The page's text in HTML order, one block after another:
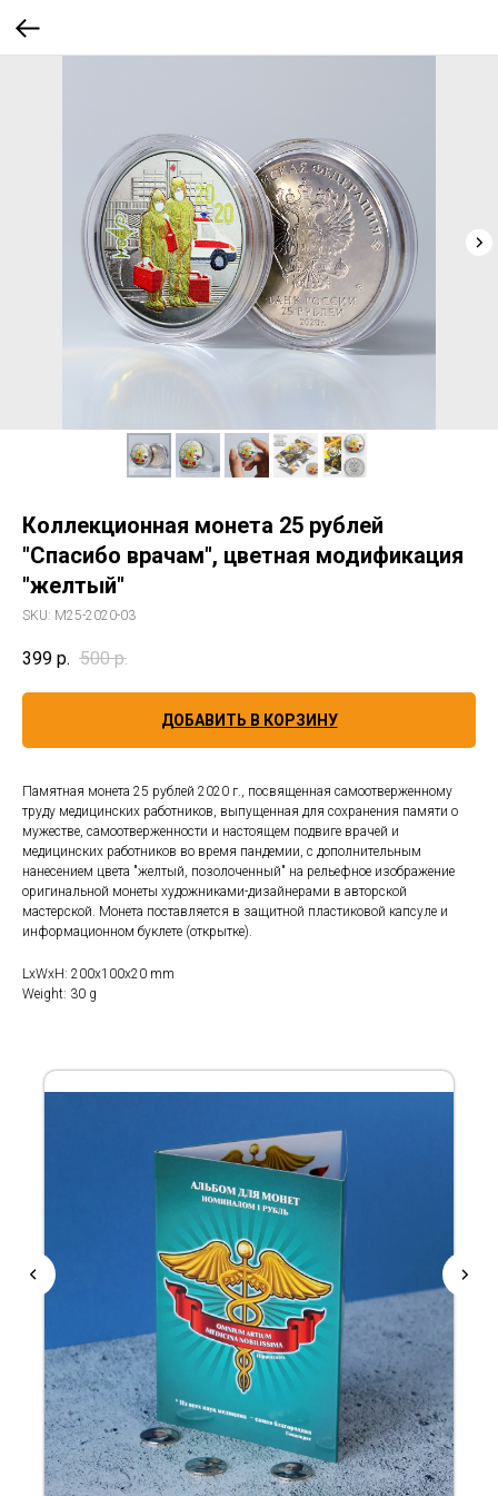
Коллекционная монета 25 рублей
"Спасибо врачам", цветная модификация
"желтый"
SKU: М25-2020-03
399 р. 500 р.
ДОБАВИТЬ В КОРЗИНУ
Памятная монета 25 рублей 2020 г., посвященная самоотверженному
труду медицинских работников, выпущенная для сохранения памяти о
мужестве, самоотверженности и настоящем подвиге врачей и
медицинских работников во время пандемии, с дополнительным
нанесением цвета "желтый, позолоченный" на рельефное изображение
оригинальной монеты художниками-дизайнерами в авторской
мастерской. Монета поставляется в защитной пластиковой капсуле и
информационном буклете (открытке).
LxWxH: 200x100x20 mm
Weight: 30 g